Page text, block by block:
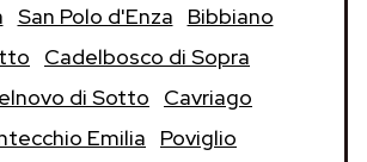
San Polo d'Enza
Bibbiano
Cadelbosco di Sopra
di Sotto
Cavriago
Emilia
Poviglio